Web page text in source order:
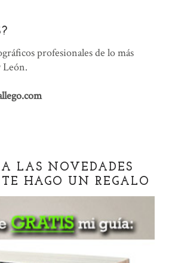
profesionales de lo más
León.
A LAS NOVEDADES
HAGO UN REGALO